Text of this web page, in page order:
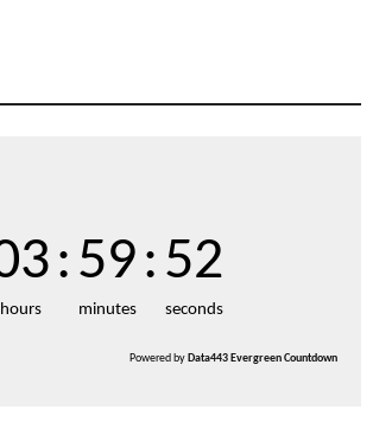
hours
:59
minutes
:51
seconds
Powered by Data443 Evergreen Countdown